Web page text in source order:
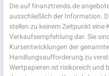
Die auf finanztrends.de
ausschließlich der Information.
stellen zu keinem Zeitpunkt eine
Verkaufsempfehlung dar. Sie
Kursentwicklungen der
Handlungsaufforderung zu
Wertpapieren ist risikoreich und